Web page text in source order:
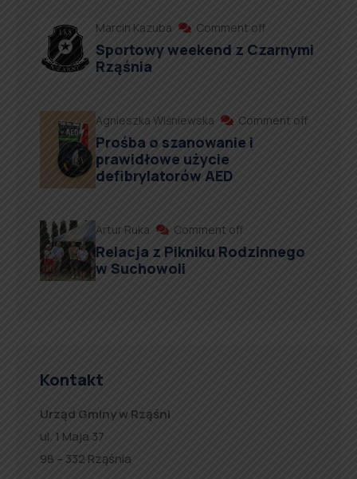
Marcin Kazuba Comment off
Sportowy weekend z Czarnymi
Rząśnia
Agnieszka Wiśniewska Comment off
Prośba o szanowanie i
prawidłowe użycie
defibrylatorów AED
Artur Ruka Comment off
Relacja z Pikniku Rodzinnego
w Suchowoli
Kontakt
Urząd Gminy w Rząśni
ul. 1 Maja 37
98 – 332 Rząśnia